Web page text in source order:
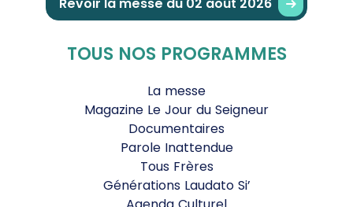
Revoir la messe du 02 août 2026
TOUS NOS PROGRAMMES
La messe
Magazine Le Jour du Seigneur
Documentaires
Parole Inattendue
Tous Frères
Générations Laudato Si’